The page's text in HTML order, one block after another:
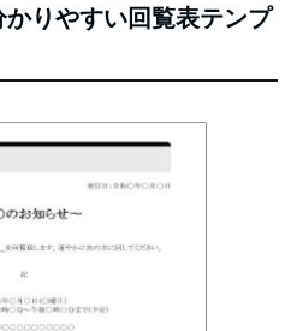
かりやすい回覧表テンプ